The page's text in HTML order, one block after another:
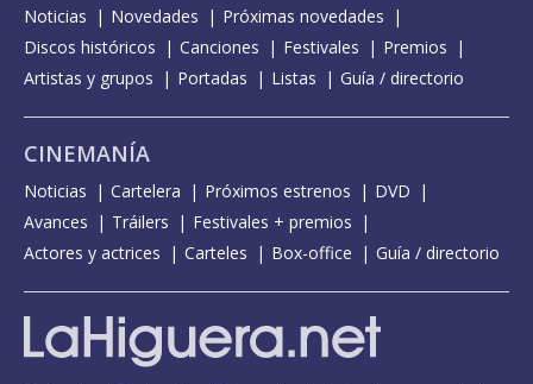
Noticias Novedades
Próximas novedades
Discos históricos
Canciones Festivales
Premios
Artistas y grupos
Portadas Listas Guía / directorio
CINEMANÍA
Noticias Cartelera Próximos estrenos
DVD
Avances
Tráilers
Festivales + premios
Actores y actrices
Carteles Box-office Guía / directorio